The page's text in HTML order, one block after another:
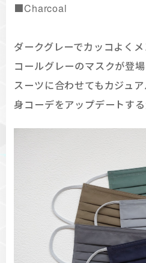
■Charcoal
ダークグレーでカッコよく
コールグレーのマスクが登場
スーツに合わせてもカジュ
身コーデをアップデートす